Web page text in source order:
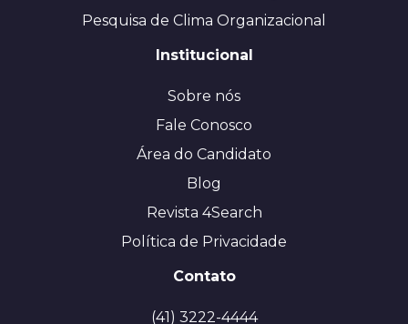
Pesquisa de Clima Organizacional
Institucional
Sobre nós
Fale Conosco
Área do Candidato
Blog
Revista 4Search
Política de Privacidade
Contato
(41) 3222-4444